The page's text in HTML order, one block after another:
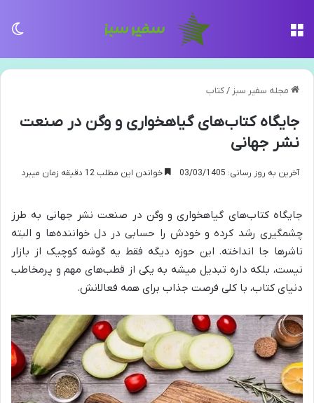
مجله سفیر سبز /کتاب
جایگاه کتاب‌های گیاهخواری و وگن در صنعت
نشر جهانی
آخرین به روز رسانی: 03/03/1405 خواندن این مطلب 12 دقیقه زمان میبرد
جایگاه کتاب‌های گیاهخواری و وگن در صنعت نشر جهانی به طرز
چشمگیری رشد کرده و خودش را حسابی در دل خواننده‌ها و البته
ناشرها جا انداخته. این حوزه دیگه فقط یه گوشه کوچیک از بازار
نیست، بلکه داره تبدیل میشه به یکی از قطب‌های مهم و پرمخاطب
دنیای کتاب، با کلی فرصت جذاب برای همه فعالانش.